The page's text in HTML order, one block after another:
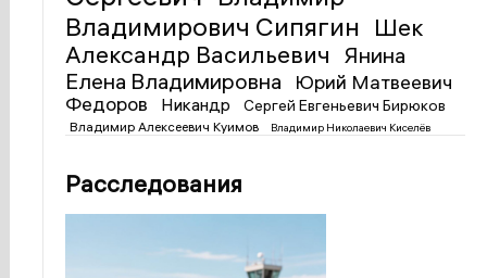
Владимирович Сипягин Шек
Александр Васильевич
Янина
Елена Владимировна
Юрий Матвеевич
Федоров
Никандр Сергей Евгеньевич Бирюков
Владимир Алексеевич Куимов Владимир Николаевич Киселёв
Расследования